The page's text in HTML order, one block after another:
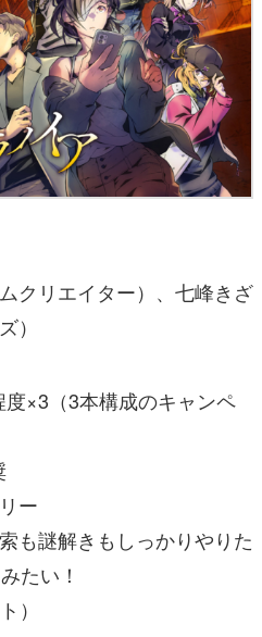
クリエイター）、七峰きざ
）
×3（3本構成のキャンペ
ー
も謎解きもしっかりやりた
たい！
）